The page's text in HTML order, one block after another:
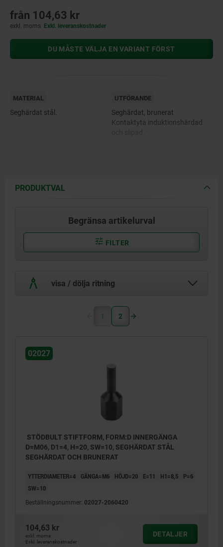
från 104,63 kr
exkl. moms Exkl. leveranskostnader
DU MÅSTE VÄLJA EN VARIANT FÖRST
MATERIAL
Seghärdat stål.
UTFÖRANDE
Seghärdat, brunerat
Kontaktyta induktionshärdad
PRODUKTVAL
Begränsa artikelurval
FILTER
visa / dölja ritning
1 2
02027
STÖDBULT STIFTFORM, FORM:D INNERGÄNGA
D=M06, D1=4, H=20, SW=10, SEGHÄRDAT STÅL
SEGHÄRDAT OCH BRUNERAT
YTTERDIAMETER=4 GÄNGA=M6 HÖJD=20 E=11 H1=8,5
P=6
SW=10
Beställningsnummer: 02027-2060420
104,63 kr
exkl. moms
Exkl. leveranskostnader
DETALJER